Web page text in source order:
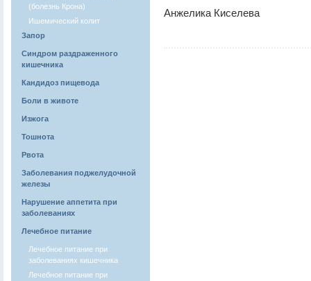
(болезнь Крона)
Ишемический колит
Запор
Синдром раздраженного
кишечника
Кандидоз пищевода
Боли в животе
Изжога
Тошнота
Рвота
Заболевания поджелудочной
железы
Нарушение аппетита при
заболеваниях
Лечебное питание
Лечебное питание при
заболеваниях кишечника
Лечебное питание при
Анжелика Киселева